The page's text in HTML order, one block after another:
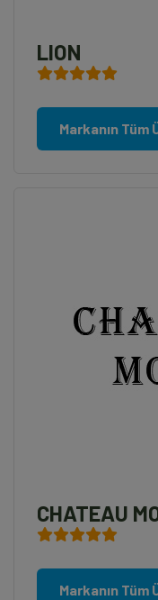
LION
Markanın Tüm
CHATEAU
Markanın Tüm